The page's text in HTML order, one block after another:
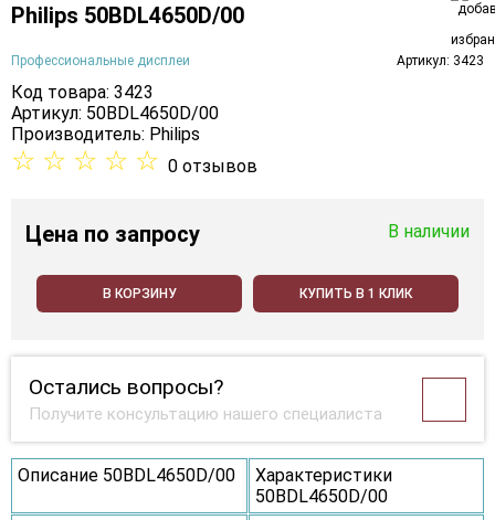
Philips 50BDL4650D/00
Профессиональные дисплеи Артикул: 3423
Код товара: 3423
Артикул: 50BDL4650D/00
Производитель: Philips
☆ ☆ ☆ ☆ ☆ 0 отзывов
Цена по запросу В наличии
В КОРЗИНУ КУПИТЬ В 1 КЛИК
Остались вопросы?
Получите консультацию нашего специалиста
Описание 50BDL4650D/00
Характеристики
50BDL4650D/00